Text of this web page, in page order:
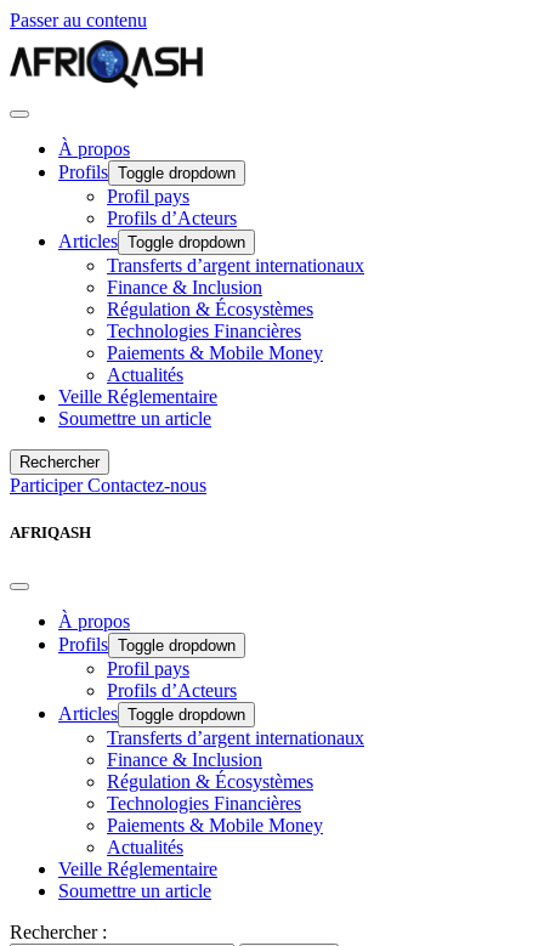
Passer au contenu
À propos
Profils Toggle dropdown
Profil pays
Profils d’Acteurs
Articles Toggle dropdown
Transferts d’argent internationaux
Finance & Inclusion
Régulation & Écosystèmes
Technologies Financières
Paiements & Mobile Money
Actualités
Veille Réglementaire
Soumettre un article
Rechercher
ParticiperContactez-nous
AFRIQASH
À propos
Profils Toggle dropdown
Profil pays
Profils d’Acteurs
Articles Toggle dropdown
Transferts d’argent internationaux
Finance & Inclusion
Régulation & Écosystèmes
Technologies Financières
Paiements & Mobile Money
Actualités
Veille Réglementaire
Soumettre un article
Rechercher :